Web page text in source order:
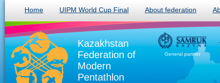
Home UIPM World Cup Final About federation
Kazakhstan
Federation of
Modern
Pentathlon
General partner